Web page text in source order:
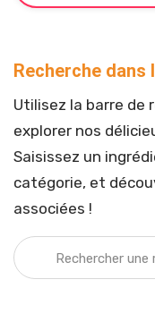
Recherche
Utilisez la barre de
explorer nos
Saisissez un
catégorie, et
associées !